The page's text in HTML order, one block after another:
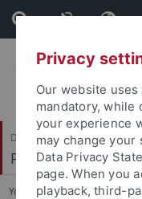
Skip
to
content
Skip
to
footer
Dezernat VI
Personal und
You are here: Startseite
Privacy
Our website
mandatory, while
your experience
may change your
Data Privacy
page. When you
playback, third-